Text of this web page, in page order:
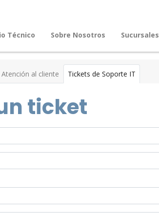
Técnico Sobre Nosotros Sucursales
Atención al cliente Tickets de Soporte IT
ticket